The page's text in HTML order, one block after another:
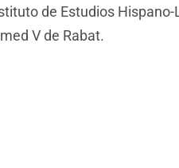
de Estudios Hispano-
V de Rabat.